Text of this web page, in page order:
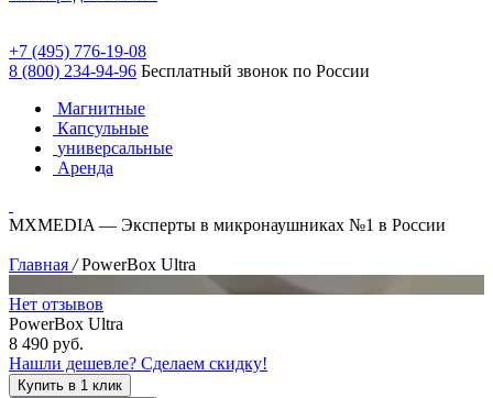
+7 (495) 776-19-08
8 (800) 234-94-96 Бесплатный звонок по России
Магнитные
Капсульные
универсальные
Аренда
MXMEDIA — Эксперты в микронаушниках №1 в России
Главная / PowerBox Ultra
Нет отзывов
PowerBox Ultra
8 490 руб.
Нашли дешевле? Сделаем скидку!
Купить в 1 клик